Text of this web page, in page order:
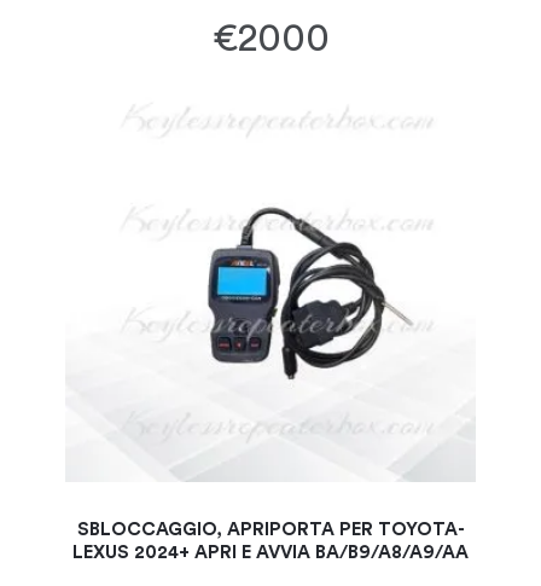
€2000
SBLOCCAGGIO, APRIPORTA PER TOYOTA-
LEXUS 2024+ APRI E AVVIA BA/B9/A8/A9/AA